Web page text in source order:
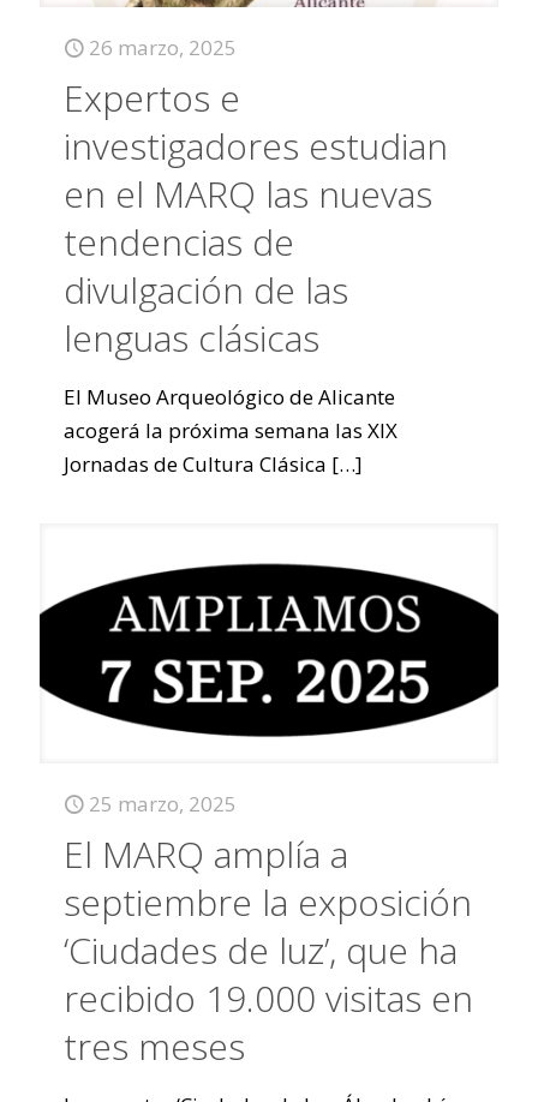
26 marzo, 2025
Expertos e
investigadores estudian
en el MARQ las nuevas
tendencias de
divulgación de las
lenguas clásicas
El Museo Arqueológico de Alicante
acogerá la próxima semana las XIX
Jornadas de Cultura Clásica […]
25 marzo, 2025
El MARQ amplía a
septiembre la exposición
‘Ciudades de luz’, que ha
recibido 19.000 visitas en
tres meses